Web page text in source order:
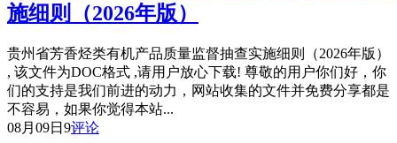
施细则（2026年版）
贵州省芳香烃类有机产品质量监督抽查实施细则（2026年版）
, 该文件为DOC格式 ,请用户放心下载! 尊敬的用户你们好，你
们的支持是我们前进的动力，网站收集的文件并免费分享都是
不容易，如果你觉得本站...
08月09日 9评论